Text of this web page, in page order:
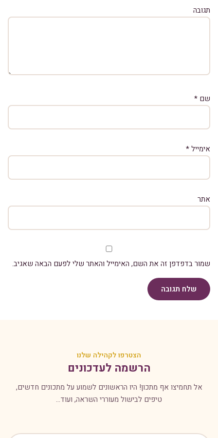
תגובה
שם *
אימייל*
אתר
שמור בדפדפן זה את השם, האימייל והאתר שלי לפעם הבאה שאגיב.
שלח תגובה
הצטרפו לקהילה שלנו
הרשמה לעדכונים
אל תחמיצו אף מתכון! היו הראשונים לשמוע על מתכונים חדשים,
טיפים לבישול מעוררי השראה, ועוד...